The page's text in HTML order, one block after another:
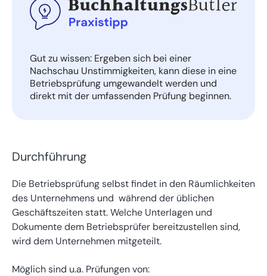
Gut zu wissen: Ergeben sich bei einer
Nachschau Unstimmigkeiten, kann diese in eine
Betriebsprüfung umgewandelt werden und
direkt mit der umfassenden Prüfung beginnen.
Durchführung
Die Betriebsprüfung selbst findet in den Räumlichkeiten
des Unternehmens und während der üblichen
Geschäftszeiten statt. Welche Unterlagen und
Dokumente dem Betriebsprüfer bereitzustellen sind,
wird dem Unternehmen mitgeteilt.
Möglich sind u.a. Prüfungen von: